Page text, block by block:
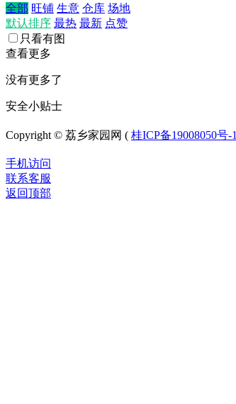
全部 旺铺 生意 仓库 场地
默认排序 最热 最新 点赞
只看有图
查看更多
没有更多了
安全小贴士
Copyright © 荔乡家园网 ( 桂ICP备19008050号-1
手机访问
联系客服
返回顶部